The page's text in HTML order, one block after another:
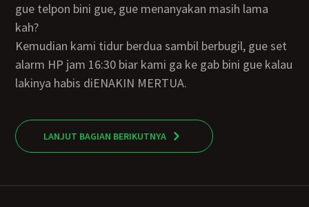
gue telpon bini gue, gue menanyakan masih lama
kah?
Kemudian kami tidur berdua sambil berbugil, gue set
alarm HP jam 16:30 biar kami ga ke gab bini gue kalau
lakinya habis diENAKIN MERTUA.
LANJUT BAGIAN BERIKUTNYA